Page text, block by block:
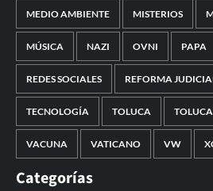
MEDIO AMBIENTE MISTERIOS
MÚSICA NAZI OVNI PAPA
REDES SOCIALES REFORMA
TECNOLOGÍA TOLUCA
VACUNA VATICANO VW
Categorías